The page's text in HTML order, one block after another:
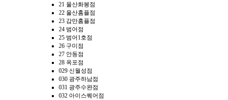
21 울산화봉점
22 울산홈플점
23 감만홈플점
24 범어점
25 범어1호점
26 구미점
27 안동점
28 옥포점
029 신월성점
030 광주하남점
031 광주수완점
032 아이스퀘어점